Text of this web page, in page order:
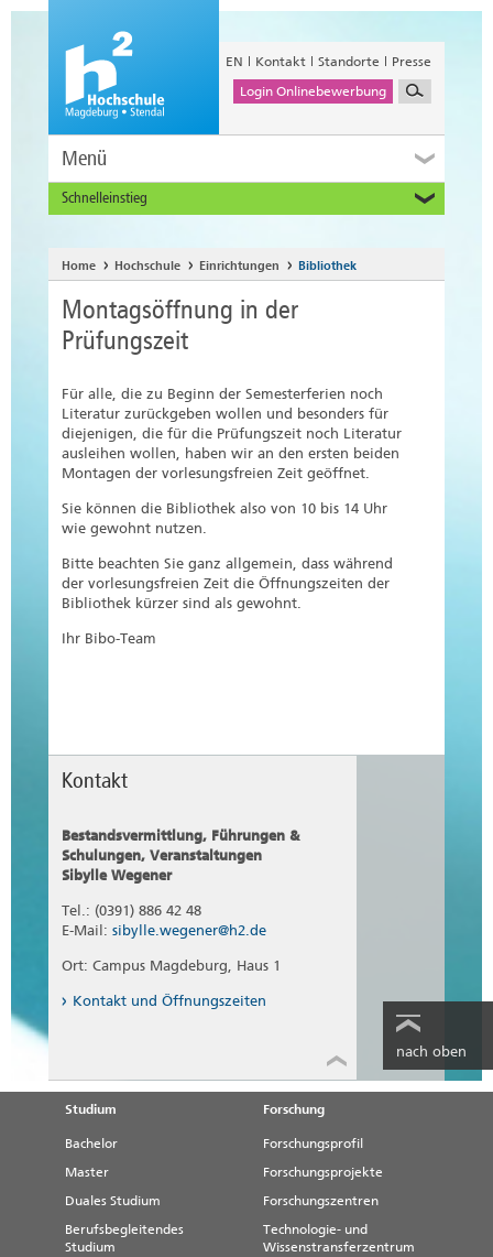
EN Kontakt Standorte
Presse
Login Onlinebewerbung
Menü
Schnelleinstieg
Alumni
Unternehmen und Institutionen
Studierende
Beschäftigte
Home Hochschule Einrichtungen Bibliothek
Montagsöffnung in der
Prüfungszeit
Für alle, die zu Beginn der Semesterferien noch
Literatur zurückgeben wollen und besonders für
diejenigen, die für die Prüfungszeit noch Literatur
ausleihen wollen, haben wir an den ersten beiden
Montagen der vorlesungsfreien Zeit geöffnet.
Sie können die Bibliothek also von 10 bis 14 Uhr
wie gewohnt nutzen.
Bitte beachten Sie ganz allgemein, dass während
der vorlesungsfreien Zeit die Öffnungszeiten der
Bibliothek kürzer sind als gewohnt.
Ihr Bibo-Team
Kontakt
Bestandsvermittlung, Führungen &
Schulungen, Veranstaltungen
Sibylle Wegener
Tel.: (0391) 886 42 48
E-Mail: sibylle.wegener@h2.de
Ort: Campus Magdeburg, Haus 1
Kontakt und Öffnungszeiten
nach oben
Studium
Bachelor
Master
Duales Studium
Berufsbegleitendes
Studium
Forschung
Forschungsprofil
Forschungsprojekte
Forschungszentren
Technologie- und
Wissenstransferzentrum